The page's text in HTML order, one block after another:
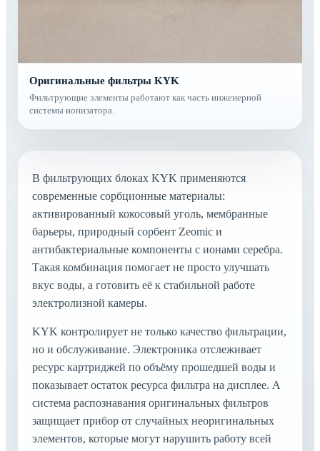
В фильтрующих блоках KYK применяются
современные сорбционные материалы:
активированный кокосовый уголь, мембранные
барьеры, природный сорбент Zeomic и
антибактериальные компоненты с ионами серебра.
Такая комбинация помогает не просто улучшать
вкус воды, а готовить её к стабильной работе
электролизной камеры.
KYK контролирует не только качество фильтрации,
но и обслуживание. Электроника отслеживает
ресурс картриджей по объёму прошедшей воды и
показывает остаток ресурса фильтра на дисплее. А
система распознавания оригинальных фильтров
защищает прибор от случайных неоригинальных
элементов, которые могут нарушить работу всей
Оригинальные фильтры KYK
Фильтрующие элементы работают как часть инженерной
системы ионизатора.